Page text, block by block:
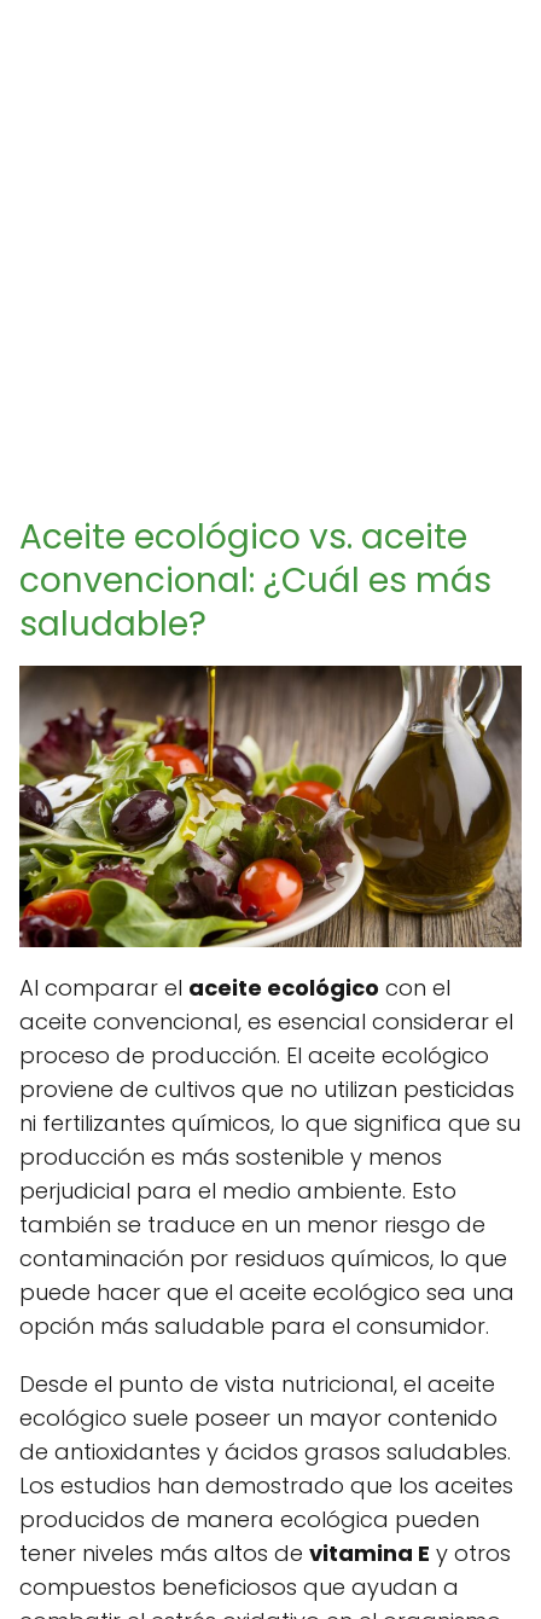
Aceite ecológico vs. aceite
convencional: ¿Cuál es más
saludable?
Al comparar el aceite ecológico con el
aceite convencional, es esencial considerar el
proceso de producción. El aceite ecológico
proviene de cultivos que no utilizan pesticidas
ni fertilizantes químicos, lo que significa que su
producción es más sostenible y menos
perjudicial para el medio ambiente. Esto
también se traduce en un menor riesgo de
contaminación por residuos químicos, lo que
puede hacer que el aceite ecológico sea una
opción más saludable para el consumidor.
Desde el punto de vista nutricional, el aceite
ecológico suele poseer un mayor contenido
de antioxidantes y ácidos grasos saludables.
Los estudios han demostrado que los aceites
producidos de manera ecológica pueden
tener niveles más altos de vitamina E y otros
compuestos beneficiosos que ayudan a